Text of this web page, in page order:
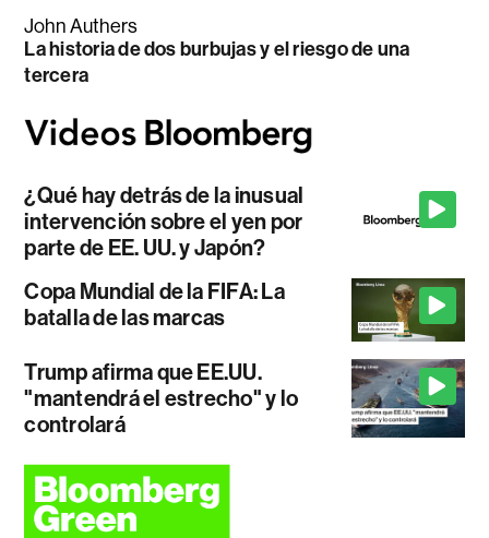
John Authers
La historia de dos burbujas y el riesgo de una
tercera
¿Qué hay detrás de la inusual
intervención sobre el yen por
parte de EE. UU. y Japón?
Copa Mundial de la FIFA: La
batalla de las marcas
Trump afirma que EE.UU.
"mantendrá el estrecho" y lo
controlará